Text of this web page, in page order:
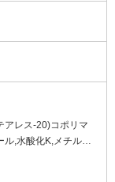
アレス-20)コポリマ
ル,水酸化K,メチルパ
ラ果実油,トコフェ